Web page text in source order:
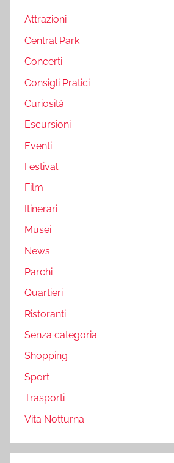
Attrazioni
Central Park
Concerti
Consigli Pratici
Curiosità
Escursioni
Eventi
Festival
Film
Itinerari
Musei
News
Parchi
Quartieri
Ristoranti
Senza categoria
Shopping
Sport
Trasporti
Vita Notturna